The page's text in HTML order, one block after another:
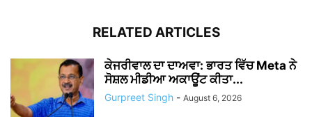
RELATED ARTICLES
ਕੇਜਰੀਵਾਲ ਦਾ ਦਾਅਵਾ: ਭਾਰਤ ਵਿੱਚ Meta ਨੇ
ਸੋਸ਼ਲ ਮੀਡੀਆ ਅਕਾਊਂਟ ਕੀਤਾ...
Gurpreet Singh - August 6, 2026